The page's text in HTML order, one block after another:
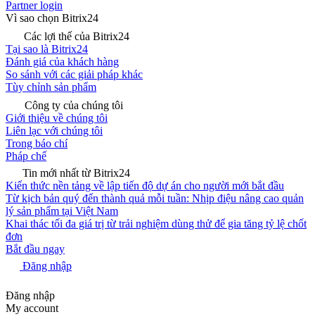
Partner login
Vì sao chọn Bitrix24
Các lợi thế của Bitrix24
Tại sao là Bitrix24
Đánh giá của khách hàng
So sánh với các giải pháp khác
Tùy chỉnh sản phẩm
Công ty của chúng tôi
Giới thiệu về chúng tôi
Liên lạc với chúng tôi
Trong báo chí
Pháp chế
Tin mới nhất từ Bitrix24
Kiến thức nền tảng về lập tiến độ dự án cho người mới bắt đầu
Từ kịch bản quý đến thành quả mỗi tuần: Nhịp điệu nâng cao quản
lý sản phẩm tại Việt Nam
Khai thác tối đa giá trị từ trải nghiệm dùng thử để gia tăng tỷ lệ chốt
đơn
Bắt đầu ngay
Đăng nhập
Đăng nhập
My account